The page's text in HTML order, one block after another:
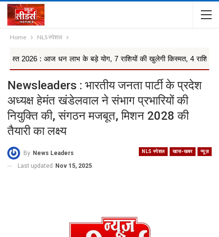
Home NLS स्पेशल
आज धन लाभ के बड़े योग, 7 राशियों की खुलेगी किस्मत, 4 राशियों को रहना ...
Newsleaders : भारतीय जनता पार्टी के प्रदेश
अध्यक्ष हेमंत खंडेलवाल ने संभाग प्रभारियों की
नियुक्ति की, संगठन मजबूत, मिशन 2028 की
तैयारी का लक्ष्य
NLS स्पेशल खास-खबर न्यूज़
By News Leaders
Last updated Nov 15, 2025